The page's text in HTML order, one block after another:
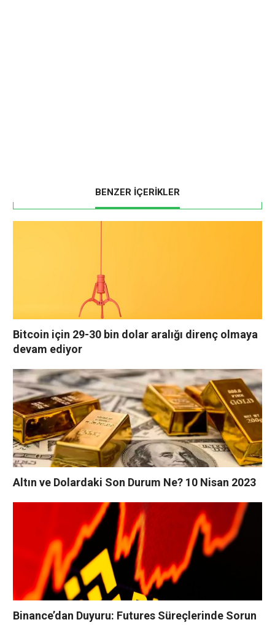
BENZER İÇERİKLER
Bitcoin için 29-30 bin dolar aralığı direnç olmaya
devam ediyor
Altın ve Dolardaki Son Durum Ne? 10 Nisan 2023
Binance’dan Duyuru: Futures Süreçlerinde Sorun